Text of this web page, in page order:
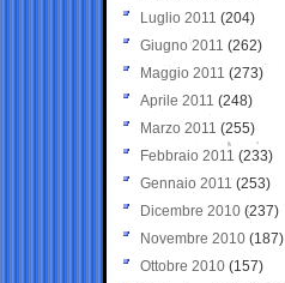
Luglio 2011 (204)
Giugno 2011 (262)
Maggio 2011 (273)
Aprile 2011 (248)
Marzo 2011 (255)
Febbraio 2011 (233)
Gennaio 2011 (253)
Dicembre 2010 (237)
Novembre 2010 (187)
Ottobre 2010 (157)